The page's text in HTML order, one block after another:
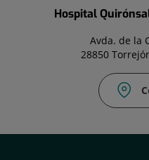
Hospital
Avda. de la
28850